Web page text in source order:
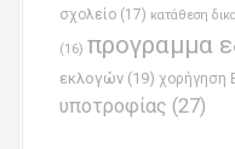
σχολείο (17) κατάθεση
(16) προγραμμα
εκλογών (19) χορήγηση
υποτροφίας (27)